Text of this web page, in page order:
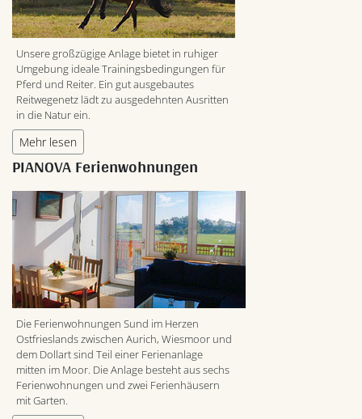
Unsere großzügige Anlage bietet in ruhiger
Umgebung ideale Trainingsbedingungen für
Pferd und Reiter. Ein gut ausgebautes
Reitwegenetz lädt zu ausgedehnten Ausritten
in die Natur ein.
Mehr lesen
PIANOVA Ferienwohnungen
Die Ferienwohnungen Sund im Herzen
Ostfrieslands zwischen Aurich, Wiesmoor und
dem Dollart sind Teil einer Ferienanlage
mitten im Moor. Die Anlage besteht aus sechs
Ferienwohnungen und zwei Ferienhäusern
mit Garten.